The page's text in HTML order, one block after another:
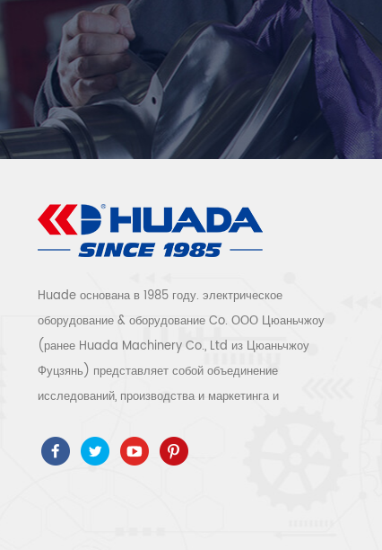
Huade основана в 1985 году. электрическое
оборудование & оборудование Co. ООО Цюаньчжоу
(ранее Huada Machinery Co., Ltd из Цюаньчжоу
Фуцзянь) представляет собой объединение
исследований, производства и маркетинга и
мы прошли ISO9001 / 14001 、 ce 、 РОШ 、 ETL 、
CQC 、 Сертификация качества и безопасности ccc,